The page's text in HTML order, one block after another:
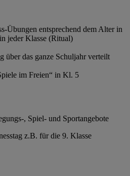
Übungen entsprechend dem Alter in
jeder Klasse (Ritual)
über das ganze Schuljahr verteilt
im Freien“ in Kl. 5
, Spiel- und Sportangebote
z.B. für die 9. Klasse